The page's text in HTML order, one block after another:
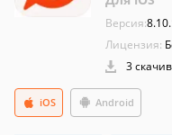
Версия:
Лицензия:
3
Android
iOS